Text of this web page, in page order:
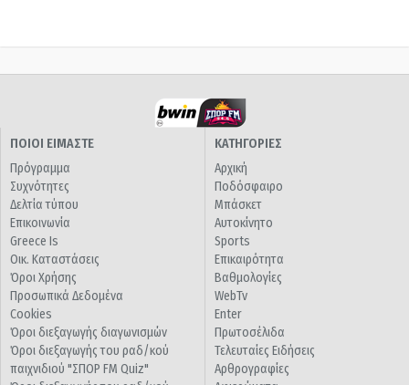
ΠΟΙΟΙ ΕΙΜΑΣΤΕ
Πρόγραμμα
Συχνότητες
Δελτία τύπου
Επικοινωνία
Greece Is
Οικ. Καταστάσεις
Όροι Χρήσης
Προσωπικά Δεδομένα
Cookies
Όροι διεξαγωγής διαγωνισμών
Όροι διεξαγωγής του ραδ/κού
παιχνιδιού "ΣΠΟΡ FM Quiz"
ΚΑΤΗΓΟΡΙΕΣ
Αρχική
Ποδόσφαιρο
Μπάσκετ
Αυτοκίνητο
Sports
Επικαιρότητα
Βαθμολογίες
WebTv
Enter
Πρωτοσέλιδα
Τελευταίες Ειδήσεις
Αρθρογραφίες